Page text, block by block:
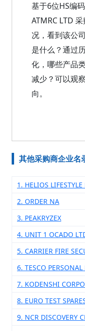
基于6位HS编
ATMRC LTD
况，看到该公
是什么？通过
化，哪些产品
减少？可以观
向。
其他采购商企业名
1. HELIOS LIFESTYLE
2. ORDER NA
3. PEAKRYZEX
4. UNIT 1 OCADO
5. CARRIER FIRE
6. TESCO
7. KODENSHI
8. EURO TEST
9. NCR DISCOVERY